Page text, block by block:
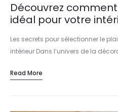
Découvrez
idéal pour votre
Les secrets pour sélectionner le
intérieur Dans l’univers de la
Read More